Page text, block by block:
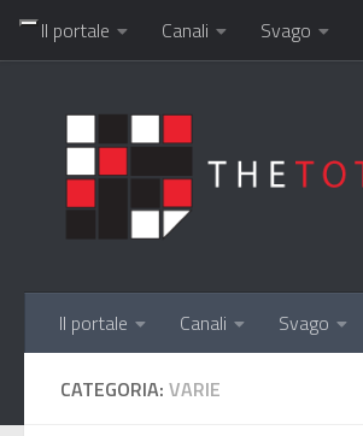
Salta al contenuto
Il portale Canali Svago
Il portale Canali Svago
CATEGORIA: VARIE